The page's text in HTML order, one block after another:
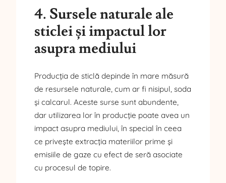
4. Sursele naturale ale
sticlei și impactul lor
asupra mediului
Producția de sticlă depinde în mare măsură
de resursele naturale, cum ar fi nisipul, soda
și calcarul. Aceste surse sunt abundente,
dar utilizarea lor în producție poate avea un
impact asupra mediului, în special în ceea
ce privește extracția materiilor prime și
emisiile de gaze cu efect de seră asociate
cu procesul de topire.